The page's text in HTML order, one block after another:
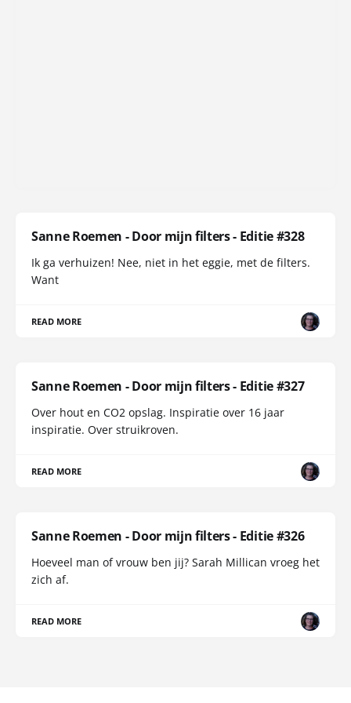
Sanne Roemen - Door mijn filters - Editie #328
Ik ga verhuizen! Nee, niet in het eggie, met de filters.
Want
READ MORE
Sanne Roemen - Door mijn filters - Editie #327
Over hout en CO2 opslag. Inspiratie over 16 jaar
inspiratie. Over struikroven.
READ MORE
Sanne Roemen - Door mijn filters - Editie #326
Hoeveel man of vrouw ben jij? Sarah Millican vroeg het
zich af.
READ MORE